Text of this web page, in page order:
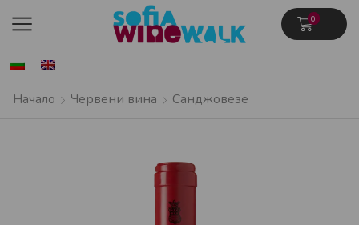
0
Начало Червени вина Санджовезе